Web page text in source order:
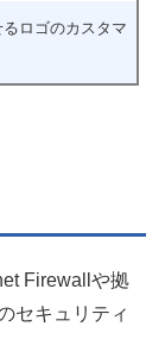
ロゴのカスタマ
Firewallや拠
セキュリティ